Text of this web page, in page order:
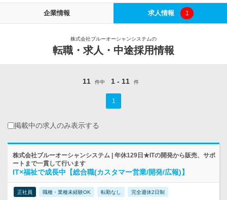
企業情報 求人情報 1
株式会社ブルーオーシャンシステムの
転職・求人・中途採用情報
11 件中 1 - 11 件
1
掲載中の求人のみ表示する
株式会社ブルーオーシャンシステム | 年休129日★ITの開発から販売、サポ
ートまで一貫して行います
IT×福祉で成長中【総合職(カスタマー営業/開発/広報)】
正社員 職種・業種未経験OK 転勤なし 完全週休2日制